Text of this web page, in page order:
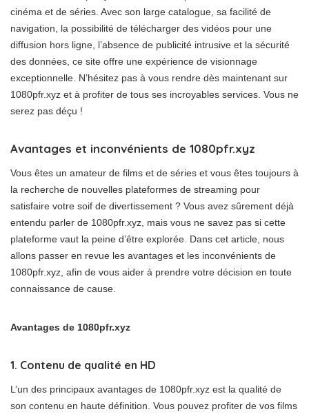
cinéma et de séries. Avec son large catalogue, sa facilité de
navigation, la possibilité de télécharger des vidéos pour une
diffusion hors ligne, l’absence de publicité intrusive et la sécurité
des données, ce site offre une expérience de visionnage
exceptionnelle. N’hésitez pas à vous rendre dès maintenant sur
1080pfr.xyz et à profiter de tous ses incroyables services. Vous ne
serez pas déçu !
Avantages et inconvénients de 1080pfr.xyz
Vous êtes un amateur de films et de séries et vous êtes toujours à
la recherche de nouvelles plateformes de streaming pour
satisfaire votre soif de divertissement ? Vous avez sûrement déjà
entendu parler de 1080pfr.xyz, mais vous ne savez pas si cette
plateforme vaut la peine d’être explorée. Dans cet article, nous
allons passer en revue les avantages et les inconvénients de
1080pfr.xyz, afin de vous aider à prendre votre décision en toute
connaissance de cause.
Avantages de 1080pfr.xyz
1. Contenu de qualité en HD
L’un des principaux avantages de 1080pfr.xyz est la qualité de
son contenu en haute définition. Vous pouvez profiter de vos films